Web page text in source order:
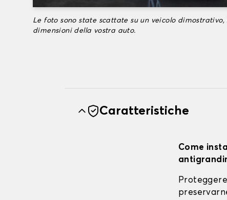
Le foto sono state scattate su un veicolo
dimensioni della vostra auto.
Caratteristiche
Come